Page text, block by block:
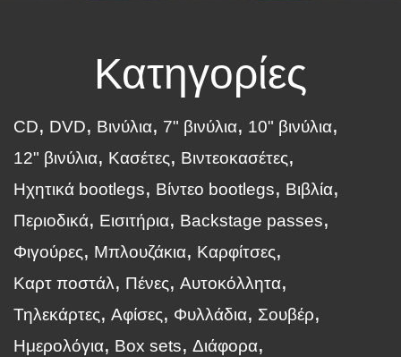
Κατηγορίες
CD DVD Βινύλια 7" βινύλια
10" βινύλια
12" βινύλια
Κασέτες
Βιντεοκασέτες
Ηχητικά bootlegs
Βίντεο bootlegs
Βιβλία
Περιοδικά
Εισιτήρια
Backstage passes
Φιγούρες
Μπλουζάκια
Καρφίτσες
Καρτ ποστάλ
Πένες
Αυτοκόλλητα
Τηλεκάρτες
Αφίσες Φυλλάδια
Σουβέρ
Ημερολόγια
Box sets
Διάφορα